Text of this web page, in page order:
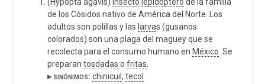
de los Cósidos nativo de América del Norte. Los
adultos son polillas y las larvas (gusanos
colorados) son una plaga del maguey que se
recolecta para el consumo humano en México . Se
preparan tosdadas o fritas
▸ sinónimos: chinicuil , tecol